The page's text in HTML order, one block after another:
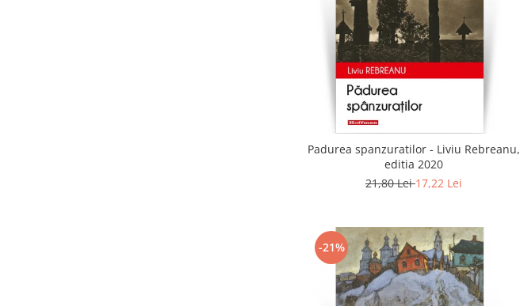
Padurea spanzuratilor - Liviu Rebreanu,
editia 2020
21,80 Lei17,22 Lei
-21%